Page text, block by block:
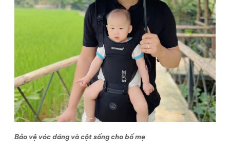
Bảo vệ vóc dáng và cột sống cho bố mẹ